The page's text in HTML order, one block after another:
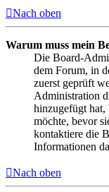
Nach oben
Warum muss mein
Die Board-
dem Forum, in
zuerst geprüft
Administration
hinzugefügt hat,
möchte, bevor
kontaktiere die
Informationen
Nach oben